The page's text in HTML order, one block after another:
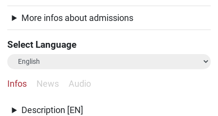
More infos about admissions
Select Language
Infos News Audio
Description [EN]